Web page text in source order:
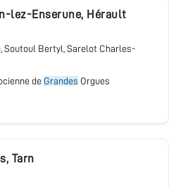
lez-Enserune, Hérault
Soutoul Bertyl, Sarelot Charles-
de Grandes Orgues
, Tarn